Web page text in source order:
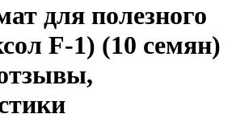
для полезного
F-1) (10 семян)